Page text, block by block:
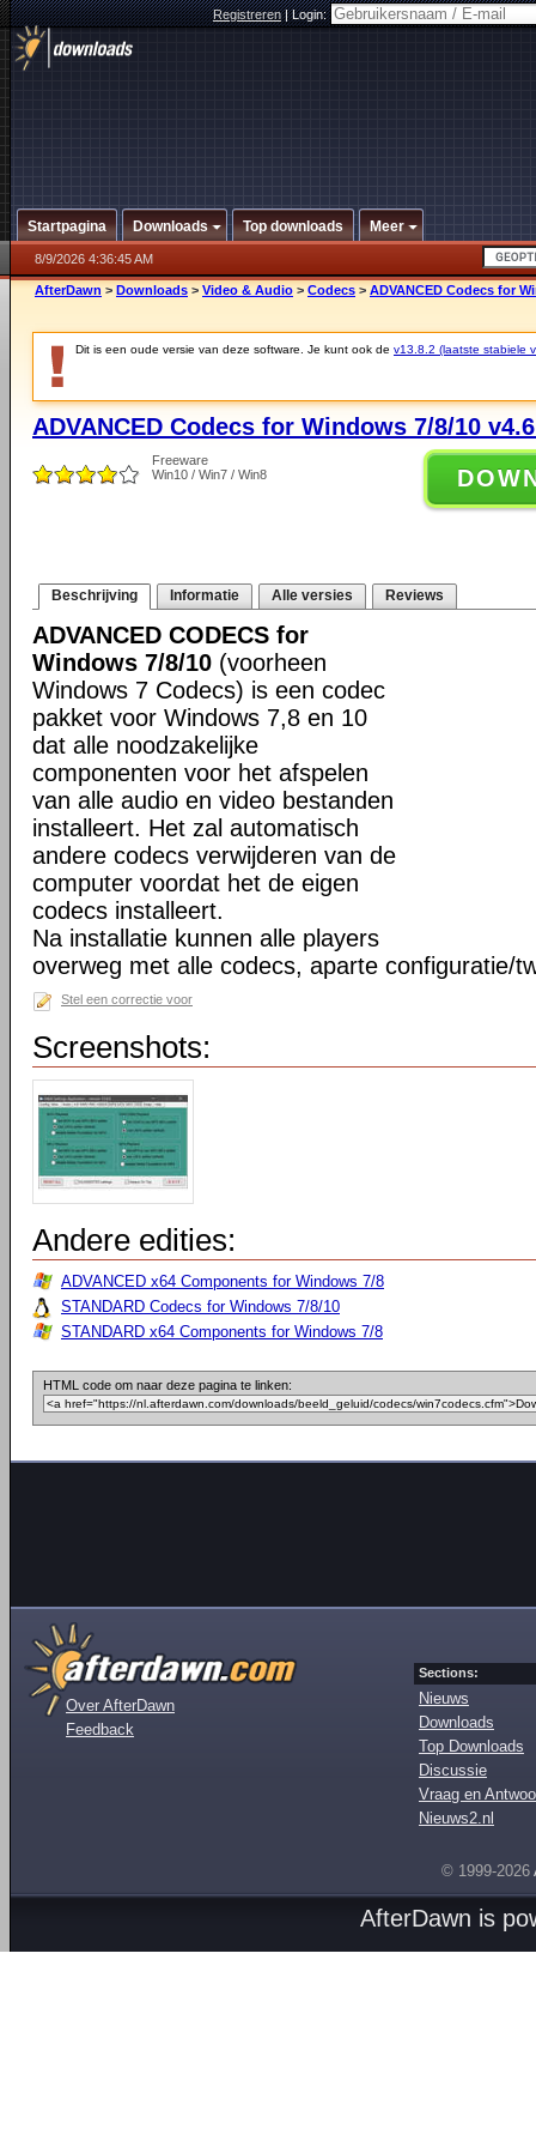
Registreren|Login:
Startpagina Downloads Top downloads Meer
8/9/2026 4:36:45 AM
AfterDawn > Downloads > Video & Audio > Codecs > ADVANCED Codecs for
Dit is een oude versie van deze software. Je kunt ook de v13.8.2 (laatste stabiele
ADVANCED Codecs for Windows 7/8/10
Freeware
Win10 / Win7 / Win8
Beschrijving Informatie Alle versies Reviews
ADVANCED CODECS for
Windows 7/8/10 (voorheen
Windows 7 Codecs) is een codec
pakket voor Windows 7,8 en 10
dat alle noodzakelijke
componenten voor het afspelen
van alle audio en video bestanden
installeert. Het zal automatisch
andere codecs verwijderen van de
computer voordat het de eigen
codecs installeert.
Na installatie kunnen alle players
overweg met alle codecs, aparte configuratie/
Stel een correctie voor
Screenshots:
Andere edities:
ADVANCED x64 Components for Windows 7/8
STANDARD Codecs for Windows 7/8/10
STANDARD x64 Components for Windows 7/8
HTML code om naar deze pagina te linken:
Over AfterDawn
Feedback
Sections:
Nieuws
Downloads
Top Downloads
Discussie
Vraag en
Nieuws2.nl
© 1999-2026
AfterDawn is